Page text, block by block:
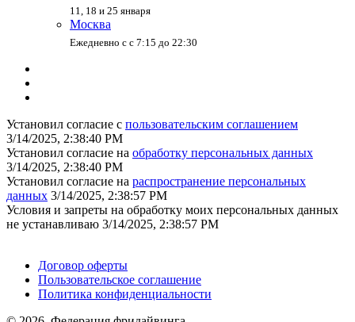
11, 18 и 25 января
Москва
Ежедневно с с 7:15 до 22:30
Установил согласие с пользовательским соглашением
3/14/2025, 2:38:40 PM
Установил согласие на обработку персональных данных
3/14/2025, 2:38:40 PM
Установил согласие на распространение персональных
данных 3/14/2025, 2:38:57 PM
Условия и запреты на обработку моих персональных данных
не устанавливаю 3/14/2025, 2:38:57 PM
Договор оферты
Пользовательское соглашение
Политика конфиденциальности